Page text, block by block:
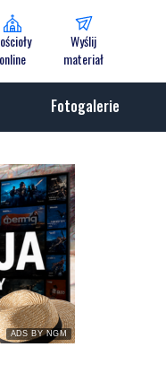
online
Wyślij
materiał
Fotogalerie
ADS BY NGM